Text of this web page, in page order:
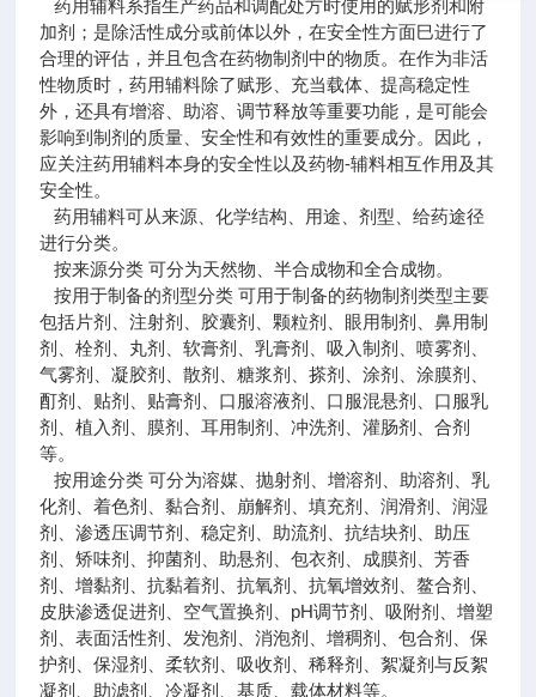
药用辅料系指生产药品和调配处方时使用的赋形剂和附
加剂；是除活性成分或前体以外，在安全性方面巳进行了
合理的评估，并且包含在药物制剂中的物质。在作为非活
性物质时，药用辅料除了赋形、充当载体、提高稳定性
外，还具有增溶、助溶、调节释放等重要功能，是可能会
影响到制剂的质量、安全性和有效性的重要成分。因此，
应关注药用辅料本身的安全性以及药物-辅料相互作用及其
安全性。
药用辅料可从来源、化学结构、用途、剂型、给药途径
进行分类。
按来源分类 可分为天然物、半合成物和全合成物。
按用于制备的剂型分类 可用于制备的药物制剂类型主要
包括片剂、注射剂、胶囊剂、颗粒剂、眼用制剂、鼻用制
剂、栓剂、丸剂、软膏剂、乳膏剂、吸入制剂、喷雾剂、
气雾剂、凝胶剂、散剂、糖浆剂、搽剂、涂剂、涂膜剂、
酊剂、贴剂、贴膏剂、口服溶液剂、口服混悬剂、口服乳
剂、植入剂、膜剂、耳用制剂、冲洗剂、灌肠剂、合剂
等。
按用途分类 可分为溶媒、抛射剂、增溶剂、助溶剂、乳
化剂、着色剂、黏合剂、崩解剂、填充剂、润滑剂、润湿
剂、渗透压调节剂、稳定剂、助流剂、抗结块剂、助压
剂、矫味剂、抑菌剂、助悬剂、包衣剂、成膜剂、芳香
剂、增黏剂、抗黏着剂、抗氧剂、抗氧增效剂、鳌合剂、
皮肤渗透促进剂、空气置换剂、pH调节剂、吸附剂、增塑
剂、表面活性剂、发泡剂、消泡剂、增稠剂、包合剂、保
护剂、保湿剂、柔软剂、吸收剂、稀释剂、絮凝剂与反絮
凝剂、助滤剂、冷凝剂、基质、载体材料等。